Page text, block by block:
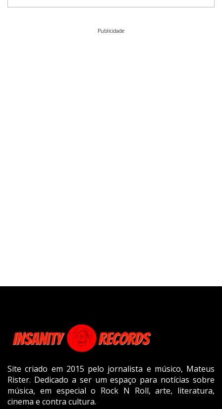
Publicidade
Site criado em 2015 pelo jornalista e músico, Mateus
Rister. Dedicado a ser um espaço para notícias sobre
música, em especial o Rock N Roll, arte, literatura,
cinema e contra cultura.